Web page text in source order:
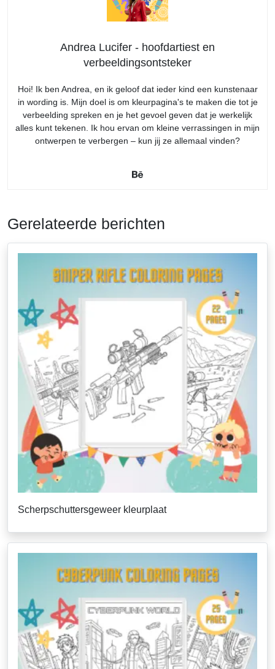
Andrea Lucifer - hoofdartiest en
verbeeldingsontsteker
Hoi! Ik ben Andrea, en ik geloof dat ieder kind een kunstenaar
in wording is. Mijn doel is om kleurpagina's te maken die tot je
verbeelding spreken en je het gevoel geven dat je werkelijk
alles kunt tekenen. Ik hou ervan om kleine verrassingen in mijn
ontwerpen te verbergen – kun jij ze allemaal vinden?
Gerelateerde berichten
Scherpschuttersgeweer kleurplaat